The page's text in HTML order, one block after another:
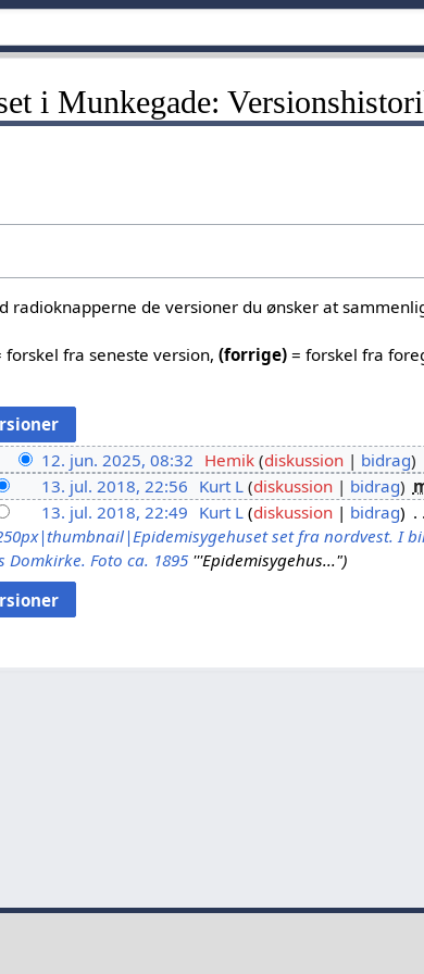
i Munkegade:
radioknapperne de versioner du ønsker at
forskel fra seneste version,(forrige) = forskel fra
12. jun. 2025, 08:32 Hemik diskussion bidrag
13. jul. 2018, 22:56 Kurt L diskussion bidrag
13. jul. 2018, 22:49 Kurt L diskussion bidrag
set fra nordvest. I
Foto ca. 1895'''Epidemisygehus..."